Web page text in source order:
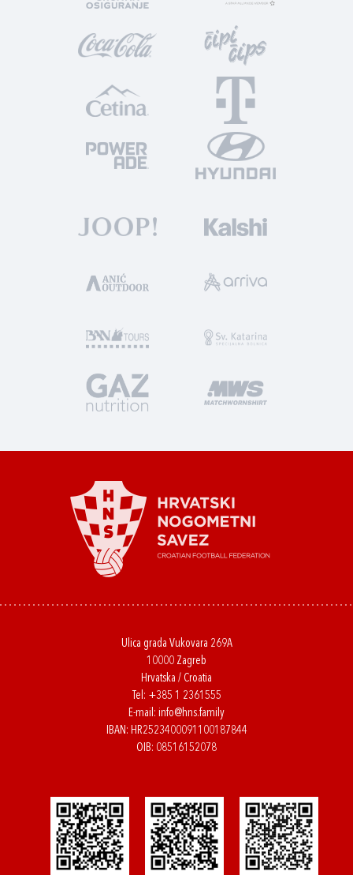
Ulica grada Vukovara 269A
10000 Zagreb
Hrvatska / Croatia
Tel: +385 1 2361555
E-mail: info@hns.family
IBAN: HR2523400091100187844
OIB: 08516152078